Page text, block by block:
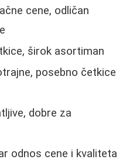
cene, odličan
širok asortiman
posebno četkice
dobre za
odnos cene i kvaliteta